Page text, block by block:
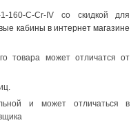
160-C-Cr-IV со скидкой для
кабины в интернет магазине
товара может отличатся от
и может отличаться в